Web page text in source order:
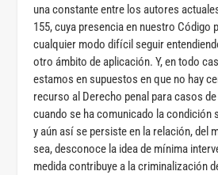
una constante entre los autores
155, cuya presencia en nuestro Código
cualquier modo difícil seguir
otro ámbito de aplicación. Y, en todo
estamos en supuestos en que no hay
recurso al Derecho penal para casos
cuando se ha comunicado la condición
y aún así se persiste en la relación, del
sea, desconoce la idea de mínima
medida contribuye a la criminalización